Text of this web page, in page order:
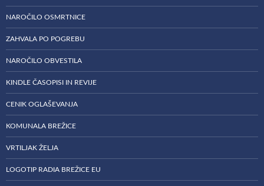
NAROČILO OSMRTNICE
ZAHVALA PO POGREBU
NAROČILO OBVESTILA
KINDLE ČASOPISI IN REVIJE
CENIK OGLAŠEVANJA
KOMUNALA BREŽICE
VRTILJAK ŽELJA
LOGOTIP RADIA BREŽICE EU